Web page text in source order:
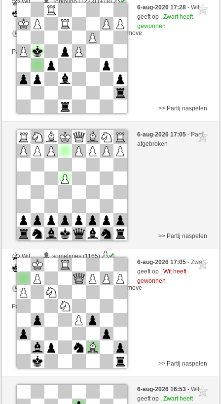
Wit
Torkolino (1233) (+18)
senzienti (1266) (-18)
Speelduur: 3 minutes/side + 3 seconds/move
Partij telt mee voor de ranglijst
6-aug-2026 17:28- Wit
geeft op ,Zwart heeft
gewonnen
Wit
Cyclo (1206) (-14)
Zwart
senzienti (1252) (+14)
Partij telt mee voor de ranglijst
>> Partij naspelen
6-aug-2026 17:05- Partij
afgebroken
Wit
sometimes (1165)
Zwart
senzienti (1268)
Speelduur: 3 minutes/side + 3 seconds/move
Partij telt mee voor de ranglijst
>> Partij naspelen
6-aug-2026 17:05- Zwart
geeft op ,Wit heeft
gewonnen
Wit
36Chambers (1268) (+16)
>> Partij naspelen
6-aug-2026 16:53- Wit
geeft op ,Zwart heeft